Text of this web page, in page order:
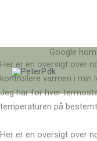
til
indholdet
Google
Her er en oversigt over
kontrollere varmen i min
Jeg har for hver
temperaturen på
Her er en oversigt over